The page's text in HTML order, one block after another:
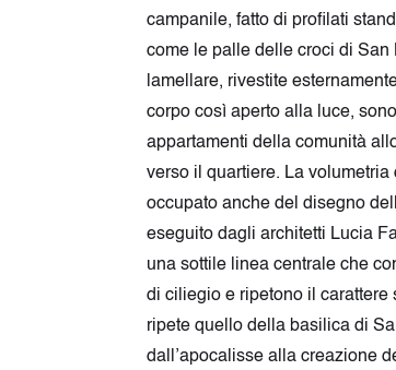
campanile, fatto di profilati
come le palle delle croci di San
lamellare, rivestite
corpo così aperto alla luce,
appartamenti della comunità
verso il quartiere. La
occupato anche del disegno
eseguito dagli architetti Lucia
una sottile linea centrale che
di ciliegio e ripetono il carattere
ripete quello della basilica di
dall’apocalisse alla creazione